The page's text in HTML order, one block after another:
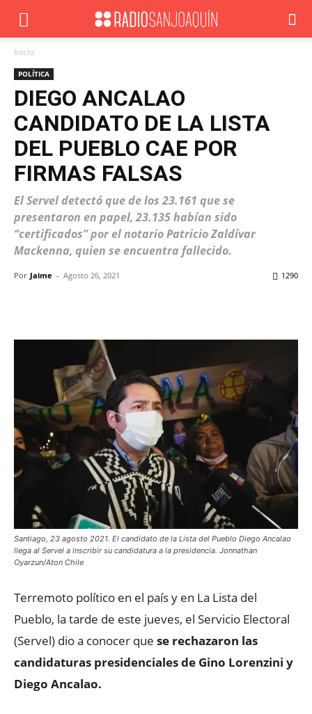
Inicio
POLÍTICA
DIEGO ANCALAO
CANDIDATO DE LA LISTA
DEL PUEBLO CAE POR
FIRMAS FALSAS
El Servel detectó que de los 23.161 que se
presentaron en papel, 23.135 habían sido
“certificados” por el notario Patricio Zaldívar
Mackenna, quien se encuentra fallecido.
Por Jaime - Agosto 26, 2021 1290
Santiago, 23 agosto 2021. El candidato de la Lista del Pueblo Diego Ancalao
llega al Servel a inscribir su candidatura a la presidencia. Jonnathan
Oyarzun/Aton Chile
Terremoto político en el país y en La Lista del
Pueblo, la tarde de este jueves, el Servicio Electoral
(Servel) dio a conocer que se rechazaron las
candidaturas presidenciales de Gino Lorenzini y
Diego Ancalao.